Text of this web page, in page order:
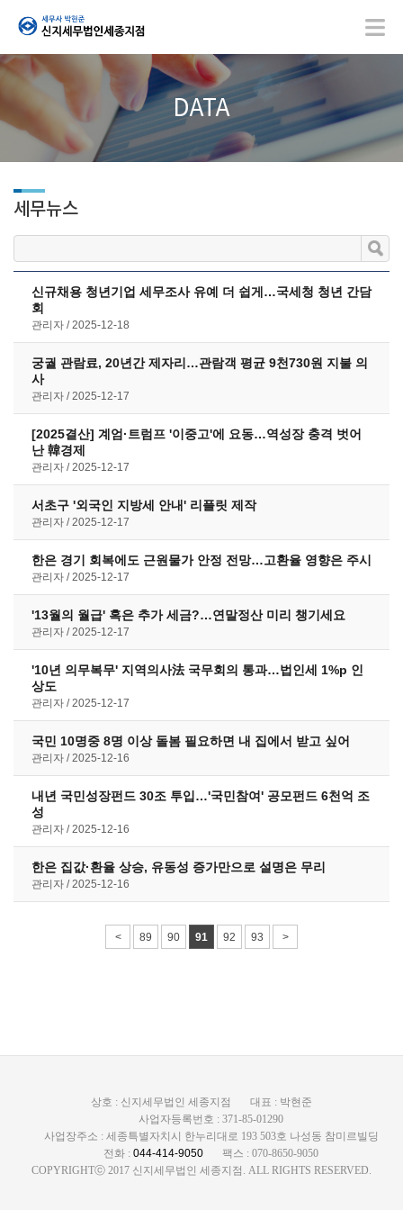
DATA
세무뉴스
신규채용 청년기업 세무조사 유예 더 쉽게…국세청 청년 간담
회
관리자 2025-12-18
궁궐 관람료, 20년간 제자리…관람객 평균 9천730원 지불 의
사
관리자 2025-12-17
[2025결산] 계엄·트럼프 '이중고'에 요동…역성장 충격 벗어
난 韓경제
관리자 2025-12-17
서초구 '외국인 지방세 안내' 리플릿 제작
관리자 2025-12-17
한은 경기 회복에도 근원물가 안정 전망…고환율 영향은 주시
관리자 2025-12-17
'13월의 월급' 혹은 추가 세금?…연말정산 미리 챙기세요
관리자 2025-12-17
'10년 의무복무' 지역의사法 국무회의 통과…법인세 1%p 인
상도
관리자 2025-12-17
국민 10명중 8명 이상 돌봄 필요하면 내 집에서 받고 싶어
관리자 2025-12-16
내년 국민성장펀드 30조 투입…'국민참여' 공모펀드 6천억 조
성
관리자 2025-12-16
한은 집값·환율 상승, 유동성 증가만으로 설명은 무리
관리자 2025-12-16
< 89 90 91 92 93 >
상호 : 신지세무법인 세종지점
대표 : 박현준
사업자등록번호 : 371-85-01290
사업장주소 : 세종특별자치시 한누리대로 193 503호 나성동 참미르빌딩
전화 : 044-414-9050
팩스 : 070-8650-9050
COPYRIGHTⓒ 2017 신지세무법인 세종지점. ALL RIGHTS RESERVED.